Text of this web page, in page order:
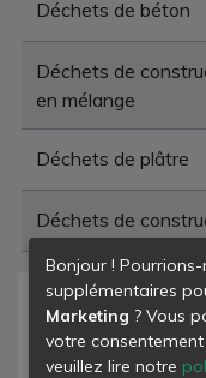
Déchets de béton
Déchets de
en mélange
Déchets de plâtre
Déchets de
Niveau de
- déchets
Bonjour !
supplémentaires
Marketing ? Vous
votre
veuillez lire notre